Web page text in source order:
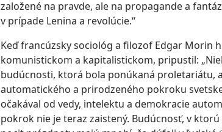
založené na pravde, ale na propagande a
v prípade Lenina a revolúcie.“
Keď francúzsky sociológ a filozof Edgar Morin
komunistickom a kapitalistickom, pripustil:
budúcnosti, ktorá bola ponúkaná proletariátu,
automatického a prirodzeného pokroku
očakával od vedy, intelektu a demokracie
pokrok nie je teraz zaistený. Budúcnosť, v ktorú